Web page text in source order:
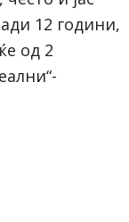
12 години,
од 2